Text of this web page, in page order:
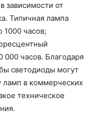
зависимости от
Типичная лампа
1000 часов;
000 часов. Благодаря
светодиоды могут
ламп в коммерческих
техническое